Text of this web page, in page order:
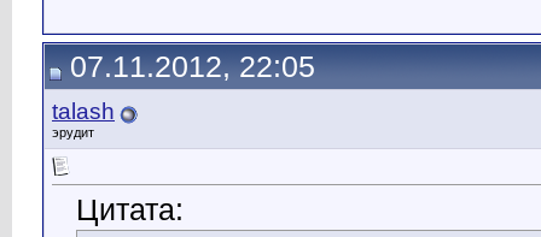
07.11.2012, 22:05
talash
эрудит
Цитата: